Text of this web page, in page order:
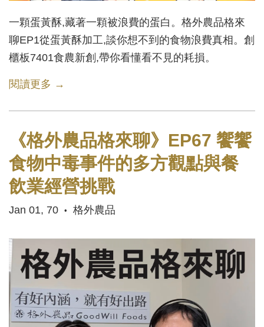
一顆蛋黃酥,藏著一顆被浪費的蛋白。格外農品格來
聊EP1從蛋黃酥加工,談你想不到的食物浪費真相。創
櫃板7401食農新創,帶你看懂看不見的耗損。
閱讀更多 →
《格外農品格來聊》EP67 饗饗
食物中毒事件的多方觀點與餐
飲業經營挑戰
Jan 01, 70 • 格外農品